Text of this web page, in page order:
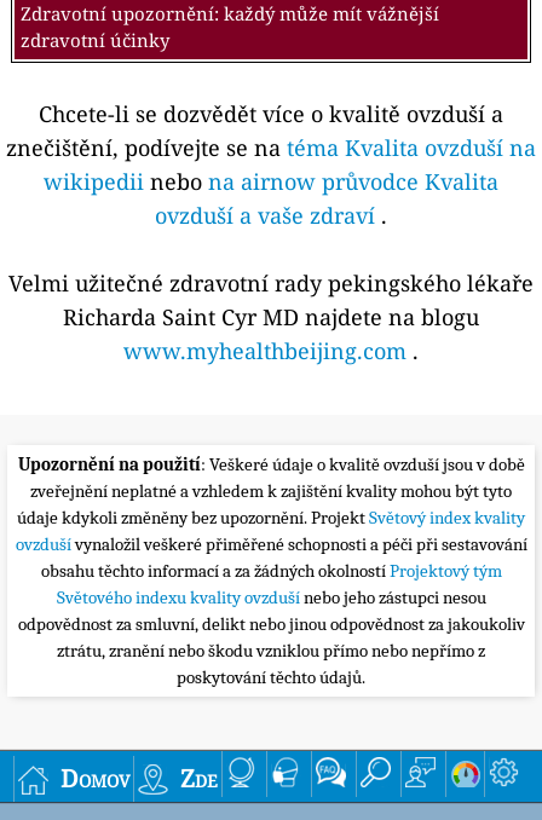
Zdravotní upozornění: každý může mít vážnější
zdravotní účinky
Chcete-li se dozvědět více o kvalitě ovzduší a
znečištění, podívejte se na téma Kvalita ovzduší na
wikipedii nebo na airnow průvodce Kvalita
ovzduší a vaše zdraví .
Velmi užitečné zdravotní rady pekingského lékaře
Richarda Saint Cyr MD najdete na blogu
www.myhealthbeijing.com .
Upozornění na použití: Veškeré údaje o kvalitě ovzduší jsou v době
zveřejnění neplatné a vzhledem k zajištění kvality mohou být tyto
údaje kdykoli změněny bez upozornění. ProjektSvětový index kvality
ovzdušívynaložil veškeré přiměřené schopnosti a péči při sestavování
obsahu těchto informací a za žádných okolnostíProjektový tým
Světového indexu kvality ovzdušínebo jeho zástupci nesou
odpovědnost za smluvní, delikt nebo jinou odpovědnost za jakoukoliv
ztrátu, zranění nebo škodu vzniklou přímo nebo nepřímo z
poskytování těchto údajů.
Domov Zde